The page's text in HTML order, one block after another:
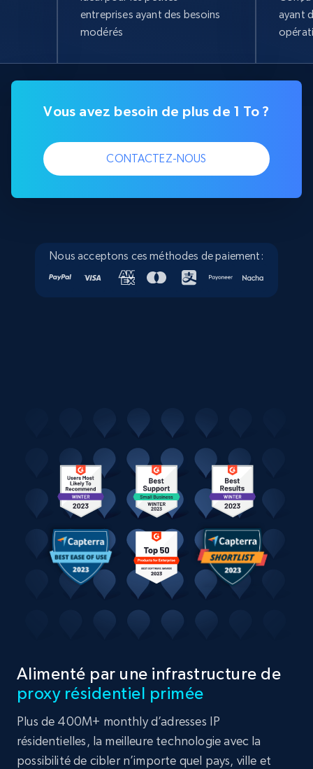
entreprises ayant des besoins
modérés
ayant
Vous avez besoin de plus de 1 To ?
CONTACTEZ-NOUS
Nous acceptons ces méthodes de paiement:
Alimenté par une infrastructure de
proxy résidentiel primée
Plus de 400M+ monthly d’adresses IP
résidentielles, la meilleure technologie avec la
possibilité de cibler n’importe quel pays, ville et